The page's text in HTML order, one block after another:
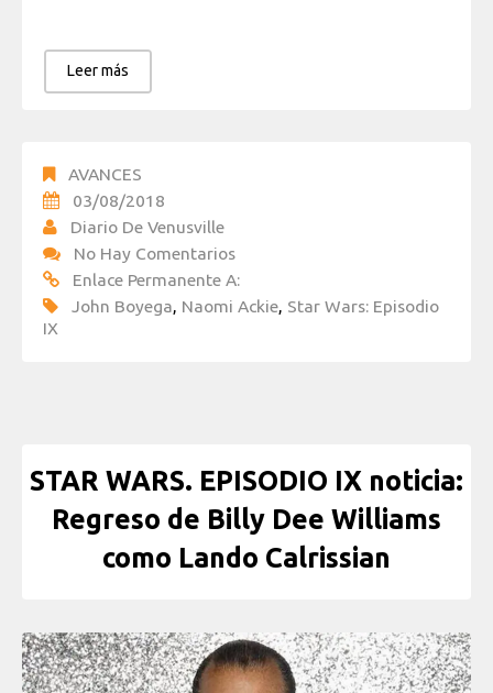
Leer más
AVANCES
03/08/2018
Diario De Venusville
No Hay Comentarios
Enlace Permanente A:
John Boyega, Naomi Ackie, Star Wars: Episodio
IX
STAR WARS. EPISODIO IX noticia:
Regreso de Billy Dee Williams
como Lando Calrissian